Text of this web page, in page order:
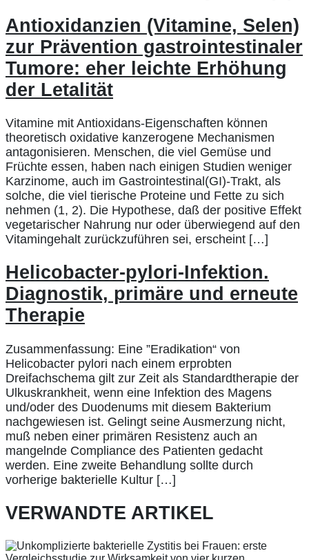
Antioxidanzien (Vitamine, Selen)
zur Prävention gastrointestinaler
Tumore: eher leichte Erhöhung
der Letalität
Vitamine mit Antioxidans-Eigenschaften können
theoretisch oxidative kanzerogene Mechanismen
antagonisieren. Menschen, die viel Gemüse und
Früchte essen, haben nach einigen Studien weniger
Karzinome, auch im Gastrointestinal(GI)-Trakt, als
solche, die viel tierische Proteine und Fette zu sich
nehmen (1, 2). Die Hypothese, daß der positive Effekt
vegetarischer Nahrung nur oder überwiegend auf den
Vitamingehalt zurückzuführen sei, erscheint […]
Helicobacter-pylori-Infektion.
Diagnostik, primäre und erneute
Therapie
Zusammenfassung: Eine ”Eradikation“ von
Helicobacter pylori nach einem erprobten
Dreifachschema gilt zur Zeit als Standardtherapie der
Ulkuskrankheit, wenn eine Infektion des Magens
und/oder des Duodenums mit diesem Bakterium
nachgewiesen ist. Gelingt seine Ausmerzung nicht,
muß neben einer primären Resistenz auch an
mangelnde Compliance des Patienten gedacht
werden. Eine zweite Behandlung sollte durch
vorherige bakterielle Kultur […]
VERWANDTE ARTIKEL